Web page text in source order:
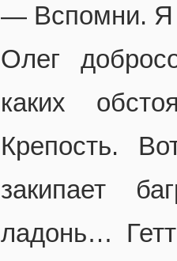
— Вспомни. Я
Олег
каких
Крепость.
закипает
ладонь…